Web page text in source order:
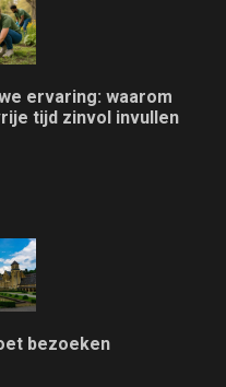
ervaring: waarom
tijd zinvol invullen
bezoeken